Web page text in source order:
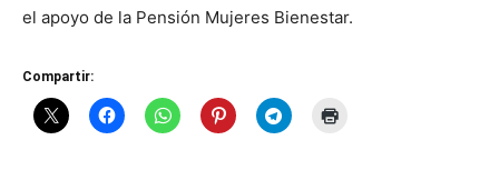
el apoyo de la Pensión Mujeres Bienestar.
Compartir: